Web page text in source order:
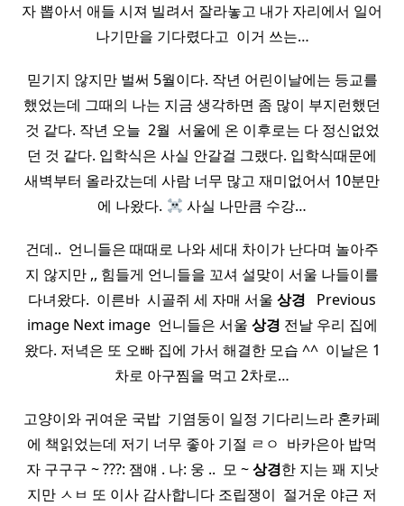
자 뽑아서 애들 시져 빌려서 잘라놓고 내가 자리에서 일어
나기만을 기다렸다고 ​ 이거 쓰는…
믿기지 않지만 벌써 5월이다. 작년 어린이날에는 등교를
했었는데 그때의 나는 지금 생각하면 좀 많이 부지런했던
것 같다. 작년 오늘 ​ 2월 ​ 서울에 온 이후로는 다 정신없었
던 것 같다. 입학식은 사실 안갈걸 그랬다. 입학식때문에
새벽부터 올라갔는데 사람 너무 많고 재미없어서 10분만
에 나왔다.
사실 나만큼 수강…
건데.. ​ 언니들은 때때로 나와 세대 차이가 난다며 놀아주
지 않지만 ,, 힘들게 언니들을 꼬셔 설맞이 서울 나들이를
다녀왔다. ​ 이른바 ​ 시골쥐 세 자매 서울 상경 ​ ​ Previous
image Next image ​ 언니들은 서울 상경 전날 우리 집에
왔다. 저녁은 또 오빠 집에 가서 해결한 모습 ^^ ​ 이날은 1
차로 아구찜을 먹고 2차로…
고양이와 귀여운 국밥 ​ 기염둥이 일정 기다리느라 혼카페
에 책읽었는데 저기 너무 좋아 기절 ㄹㅇ ​ 바카은아 밥먹
자 구구구 ~ ???: 잼얘 . 나: 웅 .. ​ 모 ~상경한 지는 꽤 지낫
지만 ㅅㅂ 또 이사 감사합니다 조립쟁이 ​ 절거운 야근 저